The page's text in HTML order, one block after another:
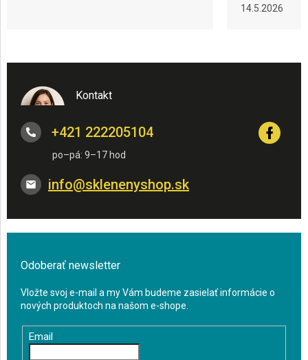
14.5.2026
Kontakt
info@sklenenyshop.sk
+421 222205104
Odoberať newsletter
Vložte svoj e-mail a my Vám budeme zasielať informácie o
nových produktoch na našom e-shope.
Email